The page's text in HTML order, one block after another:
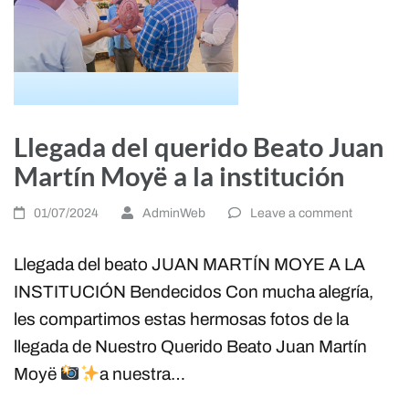
Llegada del querido Beato Juan
Martín Moyë a la institución
01/07/2024 AdminWeb Leave a comment
Llegada del beato JUAN MARTÍN MOYE A LA
INSTITUCIÓN Bendecidos Con mucha alegría,
les compartimos estas hermosas fotos de la
llegada de Nuestro Querido Beato Juan Martín
Moyë
a nuestra…